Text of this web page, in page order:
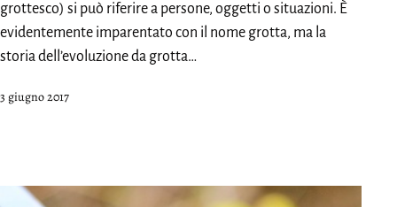
grottesco) si può riferire a persone, oggetti o situazioni. È
evidentemente imparentato con il nome grotta, ma la
storia dell’evoluzione da grotta…
Pubblicato
3 giugno 2017